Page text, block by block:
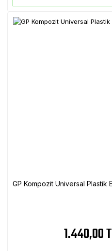
GP Kompozit Universal Plastik
1.440,00